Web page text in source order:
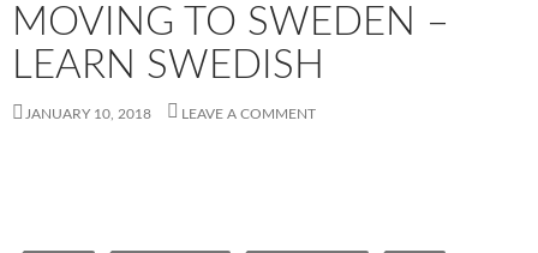
MOVING TO SWEDEN –
LEARN SWEDISH
JANUARY 10, 2018 LEAVE A COMMENT